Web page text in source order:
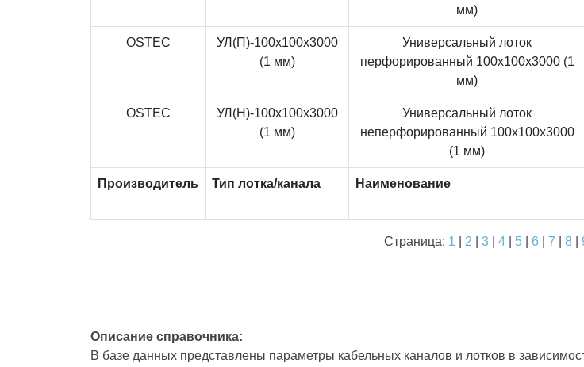
мм)
OSTEC
УЛ(П)-100x100x3000
(1 мм)
Универсальный лоток
перфорированный 100x100x3000 (1
мм)
OSTEC
УЛ(Н)-100x100x3000
(1 мм)
Универсальный лоток
неперфорированный 100x100x3000
(1 мм)
Производитель Тип лотка/канала Наименование
Страница: 1 2 3| 4| 5| 6 7 8|
Описание справочника:
В базе данных представлены параметры кабельных каналов и лотков в